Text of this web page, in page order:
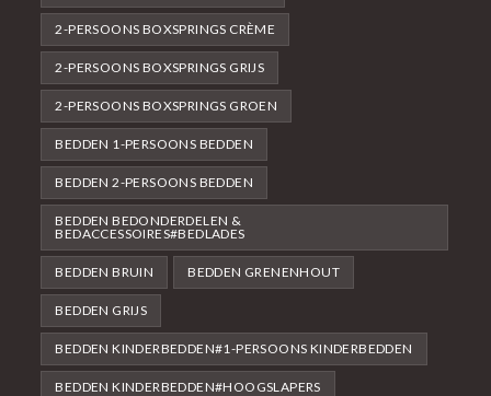
2-PERSOONS BOXSPRINGS CRÈME
2-PERSOONS BOXSPRINGS GRIJS
2-PERSOONS BOXSPRINGS GROEN
BEDDEN 1-PERSOONS BEDDEN
BEDDEN 2-PERSOONS BEDDEN
BEDDEN BEDONDERDELEN &
BEDACCESSOIRES#BEDLADES
BEDDEN BRUIN BEDDEN GRENENHOUT
BEDDEN GRIJS
BEDDEN KINDERBEDDEN#1-PERSOONS KINDERBEDDEN
BEDDEN KINDERBEDDEN#HOOGSLAPERS